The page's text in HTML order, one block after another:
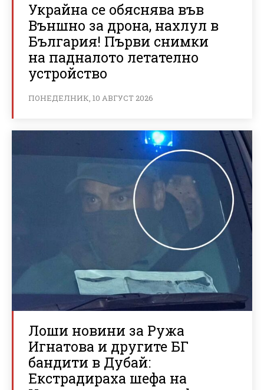
Украйна се обяснява във
Външно за дрона, нахлул в
България! Първи снимки
на падналото летателно
устройство
ПОНЕДЕЛНИК, 10 АВГУСТ 2026
Лоши новини за Ружа
Игнатова и другите БГ
бандити в Дубай:
Екстрадираха шефа на